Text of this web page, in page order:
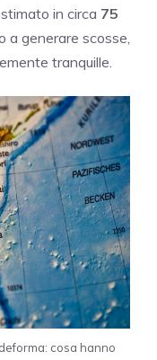
in circa 75
a generare scosse,
tranquille.
cosa hanno